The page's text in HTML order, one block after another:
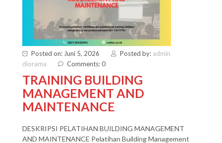
Posted on: Juni 5, 2026 Posted by: admin
diorama
Comments: 0
TRAINING BUILDING
MANAGEMENT AND
MAINTENANCE
DESKRIPSI PELATIHAN BUILDING MANAGEMENT
AND MAINTENANCE Pelatihan Building Management